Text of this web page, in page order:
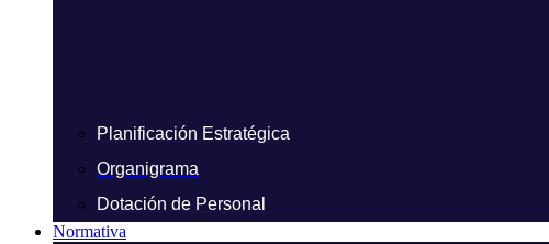
Planificación Estratégica
Organigrama
Dotación de Personal
Normativa